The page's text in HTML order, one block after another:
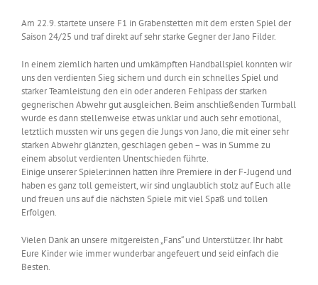
Am 22.9. startete unsere F1 in Grabenstetten mit dem ersten Spiel der
Saison 24/25 und traf direkt auf sehr starke Gegner der Jano Filder.
In einem ziemlich harten und umkämpften Handballspiel konnten wir
uns den verdienten Sieg sichern und durch ein schnelles Spiel und
starker Teamleistung den ein oder anderen Fehlpass der starken
gegnerischen Abwehr gut ausgleichen. Beim anschließenden Turmball
wurde es dann stellenweise etwas unklar und auch sehr emotional,
letztlich mussten wir uns gegen die Jungs von Jano, die mit einer sehr
starken Abwehr glänzten, geschlagen geben – was in Summe zu
einem absolut verdienten Unentschieden führte.
Einige unserer Spieler:innen hatten ihre Premiere in der F-Jugend und
haben es ganz toll gemeistert, wir sind unglaublich stolz auf Euch alle
und freuen uns auf die nächsten Spiele mit viel Spaß und tollen
Erfolgen.
Vielen Dank an unsere mitgereisten „Fans“ und Unterstützer. Ihr habt
Eure Kinder wie immer wunderbar angefeuert und seid einfach die
Besten.